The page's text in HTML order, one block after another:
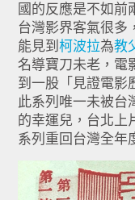
國的反應是不如前
台灣影界客氣很多
能見到柯波拉為教
名導寶刀未老，電
到一股「見證電影
此系列唯一未被台
的幸運兒，台北上
系列重回台灣全年